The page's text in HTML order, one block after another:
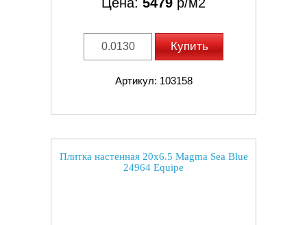
Купить
Артикул: 103158
Плитка настенная 20x6.5 Magma Sea Blue
24964 Equipe